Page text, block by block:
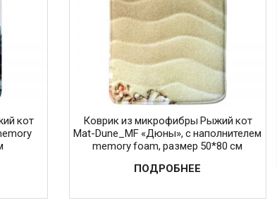
кот
Коврик из микрофибры Рыжий кот
Mat-Dune_MF «Дюны», с наполнителем
memory foam, размер 50*80 см
ПОДРОБНЕЕ